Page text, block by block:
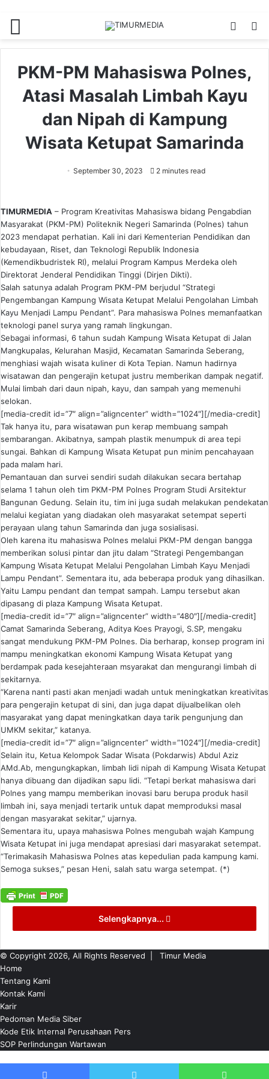
Switch
PKM-PM Mahasiswa Polnes,
Atasi Masalah Limbah Kayu
dan Nipah di Kampung
Wisata Ketupat Samarinda
September 30, 2023 2 minutes read
TIMURMEDIA – Program Kreativitas Mahasiswa bidang Pengabdian
Masyarakat (PKM-PM) Politeknik Negeri Samarinda (Polnes) tahun
2023 mendapat perhatian. Kali ini dari Kementerian Pendidikan dan
kebudayaan, Riset, dan Teknologi Republik Indonesia
(Kemendikbudristek RI), melalui Program Kampus Merdeka oleh
Direktorat Jenderal Pendidikan Tinggi (Dirjen Dikti).
Salah satunya adalah Program PKM-PM berjudul “Strategi
Pengembangan Kampung Wisata Ketupat Melalui Pengolahan Limbah
Kayu Menjadi Lampu Pendant”. Para mahasiswa Polnes memanfaatkan
teknologi panel surya yang ramah lingkungan.
Sebagai informasi, 6 tahun sudah Kampung Wisata Ketupat di Jalan
Mangkupalas, Kelurahan Masjid, Kecamatan Samarinda Seberang,
menghiasi wajah wisata kuliner di Kota Tepian. Namun hadirnya
wisatawan dan pengerajin ketupat justru memberikan dampak negatif.
Mulai limbah dari daun nipah, kayu, dan sampah yang memenuhi
selokan.
[media-credit id=”7″ align=”aligncenter” width=”1024″][/media-credit]
Tak hanya itu, para wisatawan pun kerap membuang sampah
sembarangan. Akibatnya, sampah plastik menumpuk di area tepi
sungai. Bahkan di Kampung Wisata Ketupat pun minim pencahayaan
pada malam hari.
Pemantauan dan survei sendiri sudah dilakukan secara bertahap
selama 1 tahun oleh tim PKM-PM Polnes Program Studi Arsitektur
Bangunan Gedung. Selain itu, tim ini juga sudah melakukan pendekatan
melalui kegiatan yang diadakan oleh masyarakat setempat seperti
perayaan ulang tahun Samarinda dan juga sosialisasi.
Oleh karena itu mahasiswa Polnes melalui PKM-PM dengan bangga
memberikan solusi pintar dan jitu dalam “Strategi Pengembangan
Kampung Wisata Ketupat Melalui Pengolahan Limbah Kayu Menjadi
Lampu Pendant”. Sementara itu, ada beberapa produk yang dihasilkan.
Yaitu Lampu pendant dan tempat sampah. Lampu tersebut akan
dipasang di plaza Kampung Wisata Ketupat.
[media-credit id=”7″ align=”aligncenter” width=”480″][/media-credit]
Camat Samarinda Seberang, Aditya Koes Prayogi, S.SP, mengaku
sangat mendukung PKM-PM Polnes. Dia berharap, konsep program ini
mampu meningkatkan ekonomi Kampung Wisata Ketupat yang
berdampak pada kesejahteraan msyarakat dan mengurangi limbah di
sekitarnya.
“Karena nanti pasti akan menjadi wadah untuk meningkatkan kreativitas
para pengerajin ketupat di sini, dan juga dapat dijualbelikan oleh
masyarakat yang dapat meningkatkan daya tarik pengunjung dan
UMKM sekitar,” katanya.
[media-credit id=”7″ align=”aligncenter” width=”1024″][/media-credit]
Selain itu, Ketua Kelompok Sadar Wisata (Pokdarwis) Abdul Aziz
AMd.Ab, mengungkapkan, limbah lidi nipah di Kampung Wisata Ketupat
hanya dibuang dan dijadikan sapu lidi. “Tetapi berkat mahasiswa dari
Polnes yang mampu memberikan inovasi baru berupa produk hasil
limbah ini, saya menjadi tertarik untuk dapat memproduksi masal
dengan masyarakat sekitar,” ujarnya.
Sementara itu, upaya mahasiswa Polnes mengubah wajah Kampung
Wisata Ketupat ini juga mendapat apresiasi dari masyarakat setempat.
“Terimakasih Mahasiswa Polnes atas kepedulian pada kampung kami.
Semoga sukses,” pesan Heni, salah satu warga setempat. (*)
Selengkapnya...
© Copyright 2026, All Rights Reserved |
Timur Media
Home
Tentang Kami
Kontak Kami
Karir
Pedoman Media Siber
Kode Etik Internal Perusahaan Pers
SOP Perlindungan Wartawan